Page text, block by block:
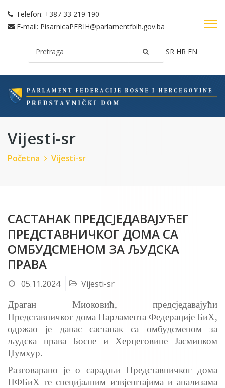
Telefon: +387 33 219 190
E-mail: PisarnicaPFBIH@parlamentfbih.gov.ba
SR HR EN
Vijesti-sr
Početna Vijesti-sr
САСТАНАК ПРЕДСЈЕДАВАЈУЋЕГ
ПРЕДСТАВНИЧКОГ ДОМА СA
ОМБУДСМЕНОМ ЗА ЉУДСКА
ПРАВА
05.11.2024 Vijesti-sr
Драган Миоковић, предсједавајући
Представничког дома Парламента Федерације БиХ,
одржао је данас састанак сa омбудсменом за
људска права Босне и Херцеговине Јасминком
Џумхур.
Разговарано је о сарадњи Представничког дома
ПФБиХ те специјалним извјештајима и анализама